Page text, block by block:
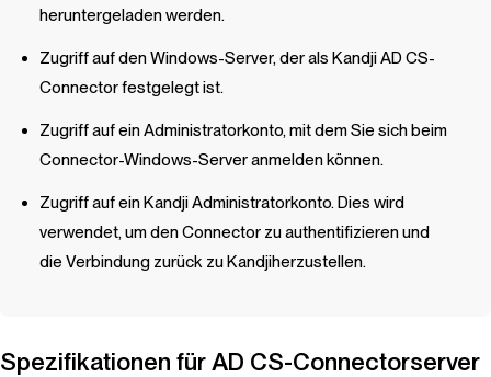
heruntergeladen werden.
Zugriff auf den Windows-Server, der als KandjiAD CS-
Connector festgelegt ist.
Zugriff auf ein Administratorkonto, mit dem Sie sich beim
Connector-Windows-Server anmelden können.
Zugriff auf ein KandjiAdministratorkonto. Dies wird
verwendet, um den Connector zu authentifizieren und
die Verbindung zurück zu Kandjiherzustellen.
Spezifikationen für AD CS-Connectorserver